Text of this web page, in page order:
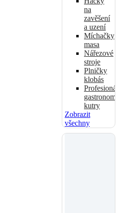
na
zavěšení
a uzení
Míchačky
masa
Nářezové
stroje
Plničky
klobás
Profesionální
gastronomické
kutry
Zobrazit
všechny